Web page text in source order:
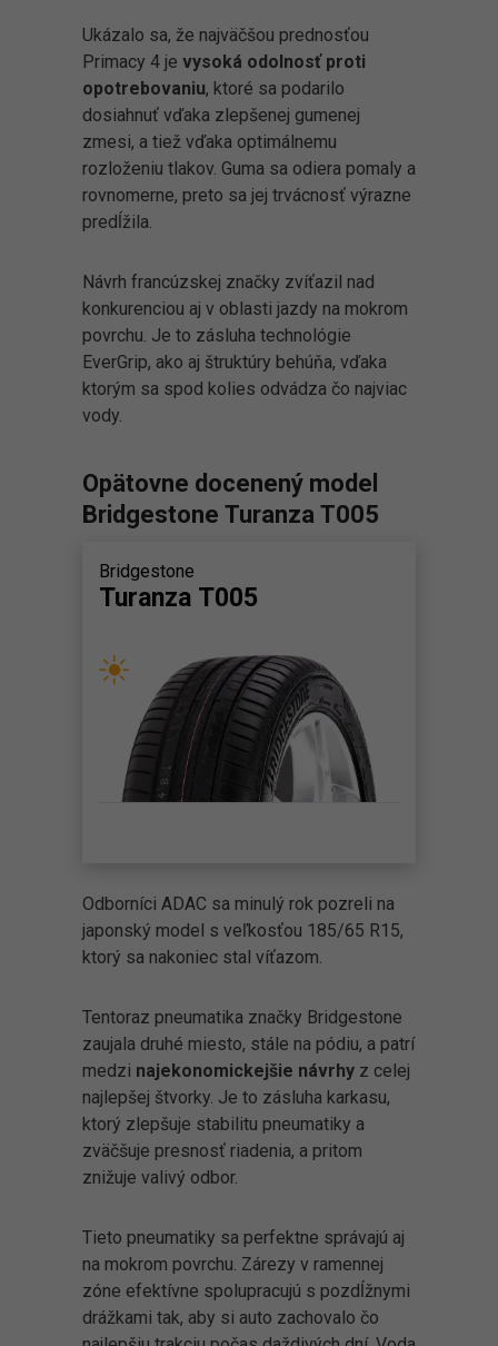
Ukázalo sa, že najväčšou prednosťou
Primacy 4 je vysoká odolnosť proti
opotrebovaniu, ktoré sa podarilo
dosiahnuť vďaka zlepšenej gumenej
zmesi, a tiež vďaka optimálnemu
rozloženiu tlakov. Guma sa odiera pomaly a
rovnomerne, preto sa jej trvácnosť výrazne
predĺžila.
Návrh francúzskej značky zvíťazil nad
konkurenciou aj v oblasti jazdy na mokrom
povrchu. Je to zásluha technológie
EverGrip, ako aj štruktúry behúňa, vďaka
ktorým sa spod kolies odvádza čo najviac
vody.
Opätovne docenený model
Bridgestone Turanza T005
Bridgestone
Turanza T005
Odborníci ADAC sa minulý rok pozreli na
japonský model s veľkosťou 185/65 R15,
ktorý sa nakoniec stal víťazom.
Tentoraz pneumatika značky Bridgestone
zaujala druhé miesto, stále na pódiu, a patrí
medzi najekonomickejšie návrhy z celej
najlepšej štvorky. Je to zásluha karkasu,
ktorý zlepšuje stabilitu pneumatiky a
zväčšuje presnosť riadenia, a pritom
znižuje valivý odbor.
Tieto pneumatiky sa perfektne správajú aj
na mokrom povrchu. Zárezy v ramennej
zóne efektívne spolupracujú s pozdĺžnymi
drážkami tak, aby si auto zachovalo čo